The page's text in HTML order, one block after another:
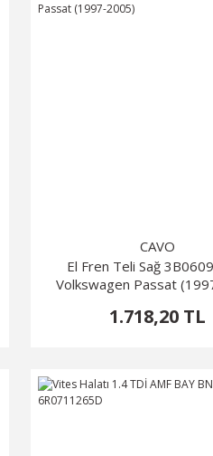
CAVO
El Fren Teli Sağ
Volkswagen Passat
1.718,20 TL